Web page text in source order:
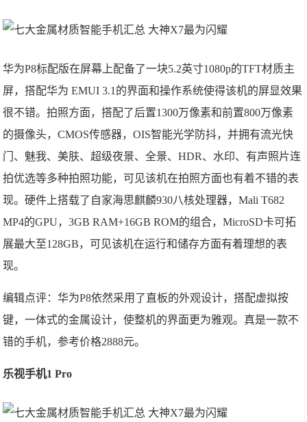
华为P8标配版在屏幕上配备了一块5.2英寸1080p的TFT材质主
屏，搭配华为 EMUI 3.1的界面和操作系统使得该机的屏显效果
很不错。拍照方面，搭配了后置1300万像素和前置800万像素
的摄像头，CMOS传感器，OIS智能光学防抖，并拥有流光快
门、魅我、美肤、超级夜景、全景、HDR、水印、有声照片连
拍优选等多种拍照功能，可见该机在拍照方面也有着不错的表
现。硬件上搭载了自家海思麒麟930八核处理器，Mali T682
MP4的GPU，3GB RAM+16GB ROM的组合，MicroSD卡可拓
展最大至128GB，可见该机在运行和储存方面有着理想的表
现。
编辑点评：华为P8依然采用了直板的外观设计，搭配虚拟按
键，一体式的金属设计，使整机的界面更为雅观。真是一款不
错的手机，参考价格2888元。
乐视手机1 Pro